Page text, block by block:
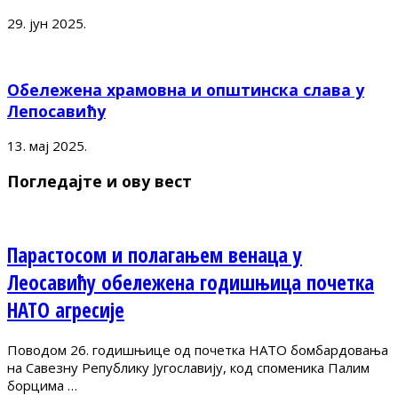
29. јун 2025.
Обележена храмовна и општинска слава у
Лепосавићу
13. мај 2025.
Погледајте и ову вест
Парастосом и полагањем венаца у
Леосавићу обележена годишњица почетка
НАТО агресије
Поводом 26. годишњице од почетка НАТО бомбардовања
на Савезну Републику Југославију, код споменика Палим
борцима …